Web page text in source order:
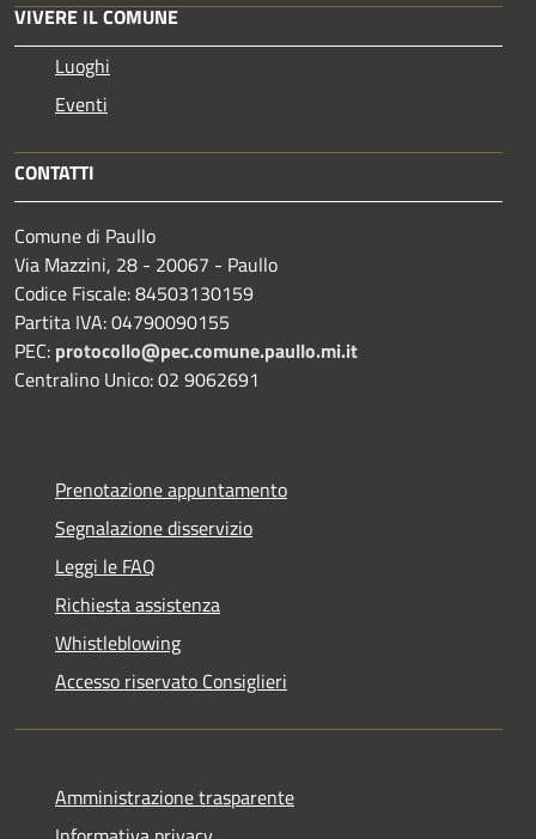
VIVERE IL COMUNE
Luoghi
Eventi
CONTATTI
Comune di Paullo
Via Mazzini, 28 - 20067 - Paullo
Codice Fiscale: 84503130159
Partita IVA: 04790090155
PEC: protocollo@pec.comune.paullo.mi.it
Centralino Unico: 02 9062691
Prenotazione appuntamento
Segnalazione disservizio
Leggi le FAQ
Richiesta assistenza
Whistleblowing
Accesso riservato Consiglieri
Amministrazione trasparente